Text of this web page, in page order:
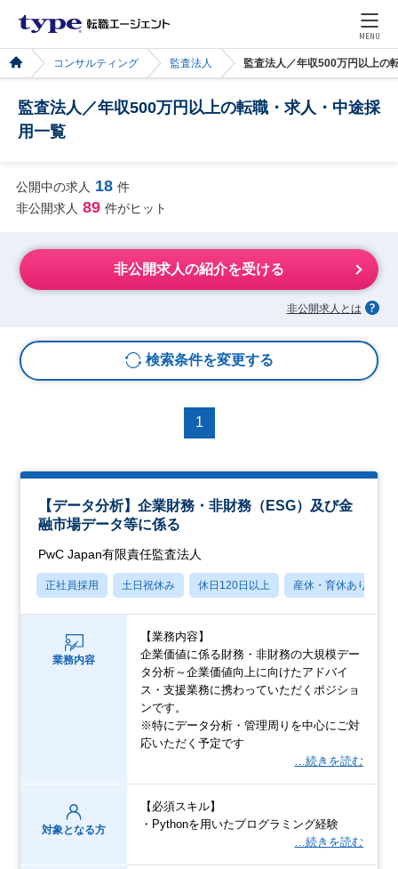
MENU
コンサルティング 監査法人 監査法人／年収500万円以上の
監査法人／年収500万円以上の転職・求人・中途採
用一覧
公開中の求人 18 件
非公開求人 89 件がヒット
非公開求人の紹介を受ける
非公開求人とは
検索条件を変更する
1
【データ分析】企業財務・非財務（ESG）及び金
融市場データ等に係る
PwC Japan有限責任監査法人
正社員採用 土日祝休み 休日120日以上 産休・育休あり
業務内容
【業務内容】
企業価値に係る財務・非財務の大規模デー
タ分析～企業価値向上に向けたアドバイ
ス・支援業務に携わっていただくポジショ
ンです。
※特にデータ分析・管理周りを中心にご対
応いただく予定です
…続きを読む
対象となる方
【必須スキル】
・Pythonを用いたプログラミング経験
…続きを読む